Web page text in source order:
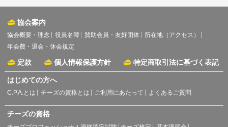
協会案内
協会概要・理念 役員名簿 賛助会員・友好団体
所在地（アクセス）
年会費・退会・休会規定
定款 個人情報保護方針 特定商取引法に基づく表記
はじめての方へ
C.P.A.とは チーズの資格とは ご利用にあたって よくあるご質問
チーズの資格